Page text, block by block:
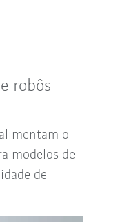
robôs
o
modelos de
de